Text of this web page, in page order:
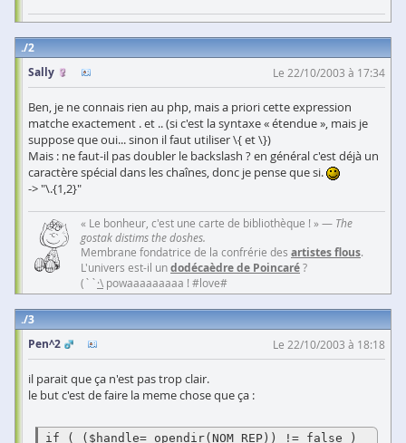
2
Sally
Le 22/10/2003 à 17:34
Ben, je ne connais rien au php, mais a priori cette expression
matche exactement . et .. (si c'est la syntaxe « étendue », mais je
suppose que oui... sinon il faut utiliser \{ et \})
Mais : ne faut-il pas doubler le backslash ? en général c'est déjà un
caractère spécial dans les chaînes, donc je pense que si.
-> "\.{1,2}"
« Le bonheur, c'est une carte de bibliothèque ! » — The
gostak distims the doshes.
Membrane fondatrice de la confrérie des artistes flous.
L'univers est-il undodécaèdre de Poincaré?
(``·\ powaaaaaaaaa ! #love#
3
Pen^2
Le 22/10/2003 à 18:18
il parait que ça n'est pas trop clair.
le but c'est de faire la meme chose que ça :
if ( ($handle= opendir(NOM_REP)) != false )